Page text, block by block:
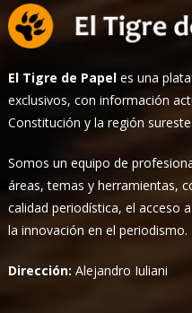
El Tigre de Papel es una
exclusivos, con información
Constitución y la región
Somos un equipo de
áreas, temas y herramientas,
calidad periodística, el acceso
la innovación en el periodismo.
Dirección:Alejandro Iuliani